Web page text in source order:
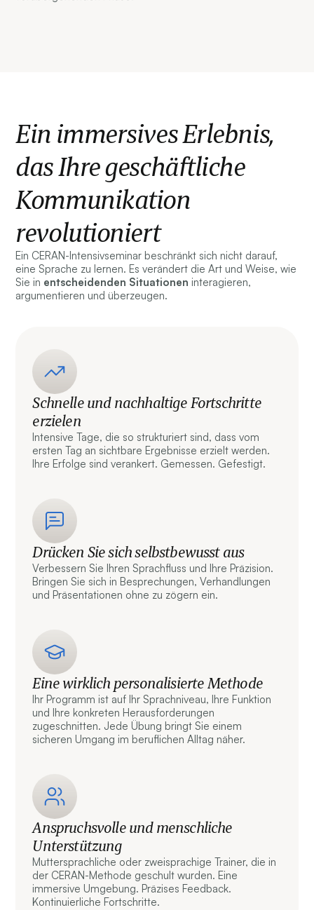
Ein immersives Erlebnis,
das Ihre geschäftliche
Kommunikation
revolutioniert
Ein CERAN-Intensivseminar beschränkt sich nicht darauf,
eine Sprache zu lernen. Es verändert die Art und Weise, wie
Sie in entscheidenden Situationen interagieren,
argumentieren und überzeugen.
Schnelle und nachhaltige Fortschritte
erzielen
Intensive Tage, die so strukturiert sind, dass vom
ersten Tag an sichtbare Ergebnisse erzielt werden.
Ihre Erfolge sind verankert. Gemessen. Gefestigt.
Drücken Sie sich selbstbewusst aus
Verbessern Sie Ihren Sprachfluss und Ihre Präzision.
Bringen Sie sich in Besprechungen, Verhandlungen
und Präsentationen ohne zu zögern ein.
Eine wirklich personalisierte Methode
Ihr Programm ist auf Ihr Sprachniveau, Ihre Funktion
und Ihre konkreten Herausforderungen
zugeschnitten. Jede Übung bringt Sie einem
sicheren Umgang im beruflichen Alltag näher.
Anspruchsvolle und menschliche
Unterstützung
Muttersprachliche oder zweisprachige Trainer, die in
der CERAN-Methode geschult wurden. Eine
immersive Umgebung. Präzises Feedback.
Kontinuierliche Fortschritte.